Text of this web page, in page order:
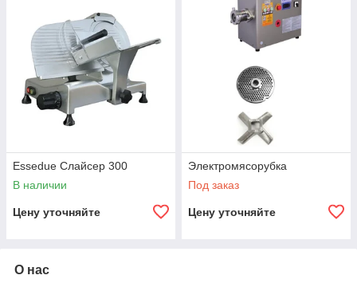
Essedue Слайсер 300
В наличии
Цену уточняйте
Электромясорубка
Под заказ
Цену уточняйте
О нас